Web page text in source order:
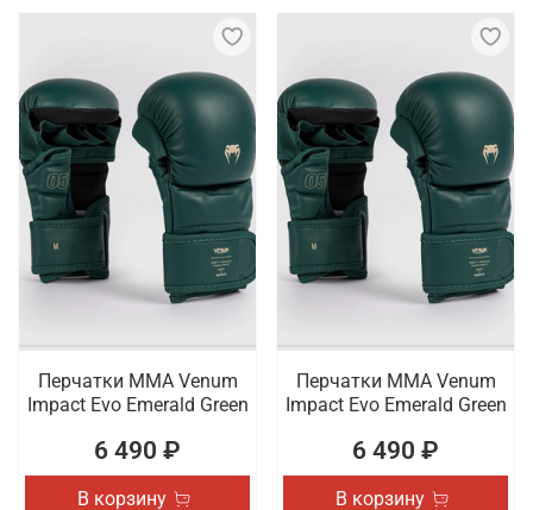
Перчатки ММА Venum
Impact Evo Emerald Green
6 490 ₽
В корзину
Перчатки ММА Venum
Impact Evo Emerald Green
6 490 ₽
В корзину